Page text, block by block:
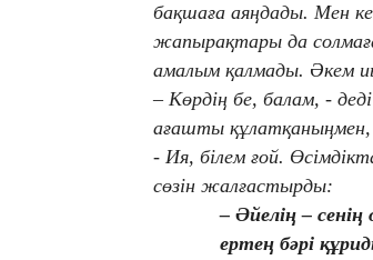
бақшаға аяңдады. Мен
жапырақтары да
амалым қалмады. Әкем
– Көрдің бе, балам, -
ағашты
- Ия, білем ғой.
сөзін жалғастырды:
– Әйелің –
ертең бәрі